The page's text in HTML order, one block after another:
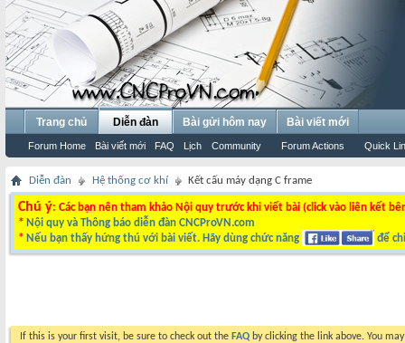
Trang chủ Diễn đàn
Forum Home Bài viết mới FAQ Lịch Community Forum Actions Quick
Bài gửi hôm nay Bài viết mới
Diễn đàn Hệ thống cơ khí Kết cấu máy dạng C frame
Chú ý: Các bạn nên tham khảo Nội quy trước khi viết bài (click vào liên kết
* Nội quy và Thông báo diễn đàn CNCProVN.com
* Nếu bạn thấy hứng thú với bài viết. Hãy dùng chức năng để
If this is your first visit, be sure to check out the FAQ by clicking the link above. You